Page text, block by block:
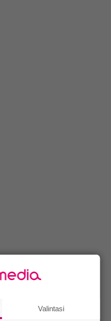
Valintasi